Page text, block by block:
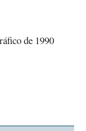
de 1990